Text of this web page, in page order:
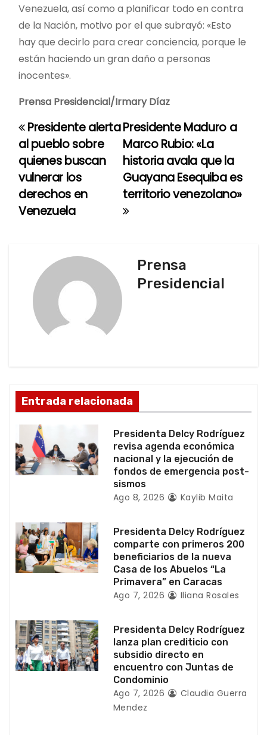
Venezuela, así como a planificar todo en contra
de la Nación, motivo por el que subrayó: «Esto
hay que decirlo para crear conciencia, porque le
están haciendo un gran daño a personas
inocentes».
Prensa Presidencial/Irmary Díaz
N
a
v
e
e
n
t
a
d
Presidente Maduro a
Marco Rubio: «La
historia avala que la
Guayana Esequiba es
territorio venezolano»
Presidente alerta
al pueblo sobre
quienes buscan
vulnerar los
derechos en
Venezuela
Prensa
Presidencial
Entrada relacionada
Presidenta Delcy Rodríguez
revisa agenda económica
nacional y la ejecución de
fondos de emergencia post-
sismos
Ago 8, 2026 Kaylib Maita
Presidenta Delcy Rodríguez
comparte con primeros 200
beneficiarios de la nueva
Casa de los Abuelos “La
Primavera” en Caracas
Ago 7, 2026 Iliana Rosales
Presidenta Delcy Rodríguez
lanza plan crediticio con
subsidio directo en
encuentro con Juntas de
Condominio
Ago 7, 2026
Claudia Guerra
Mendez